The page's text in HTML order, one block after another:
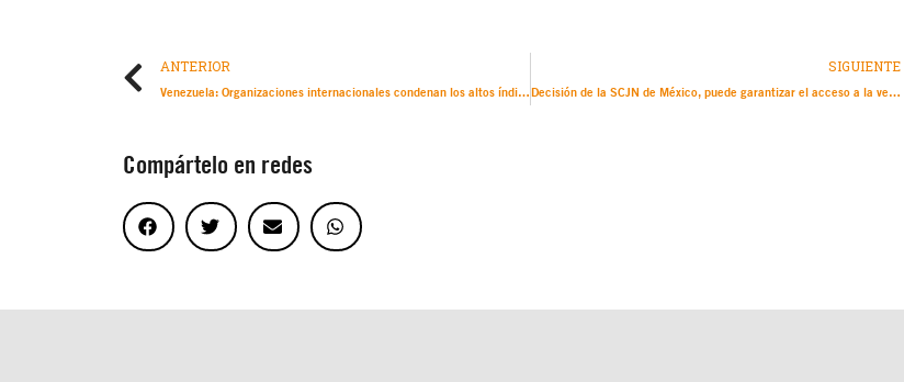
ANTERIOR
Venezuela: Organizaciones internacionales condenan los altos índices de violencia y represión y exigen a las autoridades garantizar el derecho a la protesta y el respeto pleno a los derechos a la vida, integridad personal y la libertad.
SIGUIENTE
Decisión de la SCJN de México, puede garantizar el acceso a la verdad en el caso de Ligia Ceballos, posible “bebé robada” en 1968 en España
Compártelo en redes